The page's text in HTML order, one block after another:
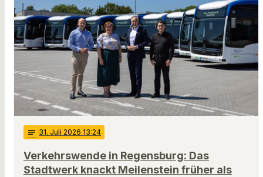
notes 31. Juli 2026 13:24
Verkehrswende in Regensburg: Das
Stadtwerk knackt Meilenstein früher als